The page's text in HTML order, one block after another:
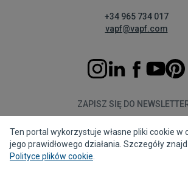
+34 965 734 017
vapf@vapf.com
ZAPISZ SIĘ DO
Subskrybuj
Ten portal wykorzystuje własne pliki cookie w
jego prawidłowego działania. Szczegóły
Polityce plików cookie